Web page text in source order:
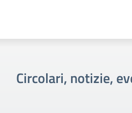
Circolari, notizie,